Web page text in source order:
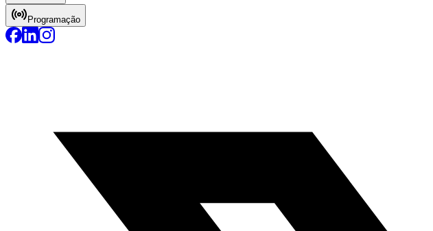
Programação